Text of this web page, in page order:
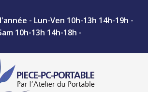
- Lun-Ven 10h-13h 14h-19h -
10h-13h 14h-18h -